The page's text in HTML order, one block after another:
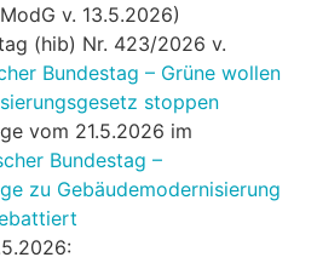
v. 13.5.2026)
(hib) Nr. 423/2026 v.
Bundestag – Grüne wollen
stoppen
vom 21.5.2026 im
Bundestag –
zu Gebäudemodernisierung